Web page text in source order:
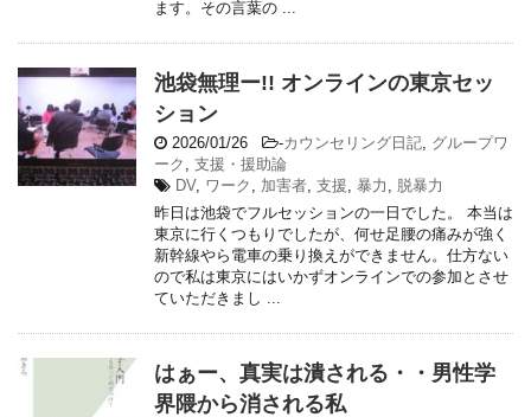
ます。その言葉の ...
池袋無理ー!! オンラインの東京セッ
ション
2026/01/26 -カウンセリング日記, グループワ
ーク , 支援・援助論
DV, ワーク , 加害者, 支援, 暴力 , 脱暴力
昨日は池袋でフルセッションの一日でした。 本当は
東京に行くつもりでしたが、何せ足腰の痛みが強く
新幹線やら電車の乗り換えができません。仕方ない
ので私は東京にはいかずオンラインでの参加とさせ
ていただきまし ...
はぁー、真実は潰される・・男性学
界隈から消される私